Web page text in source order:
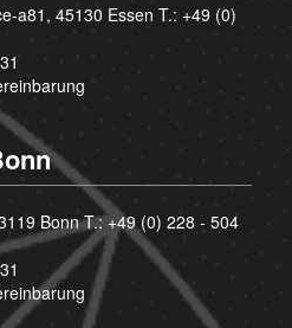
a81, 45130 Essen T.: +49 (0)
Bonn T.:+49 (0) 228 - 504